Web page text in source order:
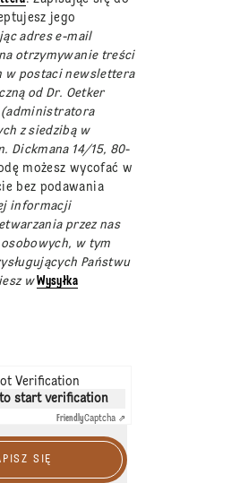
jego
adres e-mail
otrzymywanie treści
w postaci newslettera
od Dr. Oetker
(administratora
z siedzibą w
Dickmana 14/15, 80-
możesz wycofać w
bez podawania
informacji
przez nas
w tym
Państwu
wWysyłka
Verification
start verification
FriendlyCaptcha ⇗
SIĘ